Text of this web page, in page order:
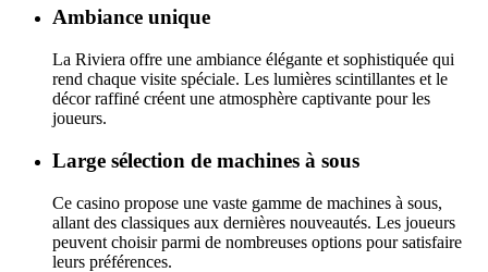
Ambiance unique
La Riviera offre une ambiance élégante et sophistiquée qui
rend chaque visite spéciale. Les lumières scintillantes et le
décor raffiné créent une atmosphère captivante pour les
joueurs.
Large sélection de machines à sous
Ce casino propose une vaste gamme de machines à sous,
allant des classiques aux dernières nouveautés. Les joueurs
peuvent choisir parmi de nombreuses options pour satisfaire
leurs préférences.